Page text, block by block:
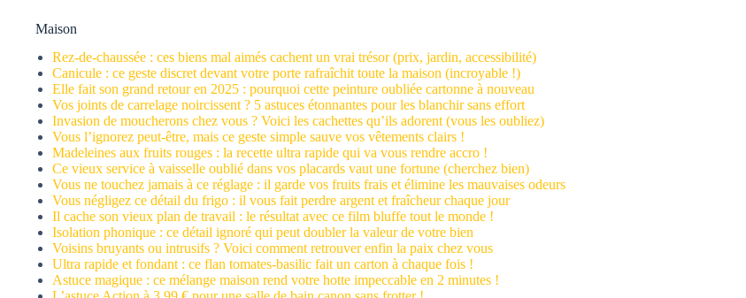
Maison
Rez-de-chaussée : ces biens mal aimés cachent un vrai trésor (prix, jardin, accessibilité)
Canicule : ce geste discret devant votre porte rafraîchit toute la maison (incroyable !)
Elle fait son grand retour en 2025 : pourquoi cette peinture oubliée cartonne à nouveau
Vos joints de carrelage noircissent ? 5 astuces étonnantes pour les blanchir sans effort
Invasion de moucherons chez vous ? Voici les cachettes qu’ils adorent (vous les oubliez)
Vous l’ignorez peut-être, mais ce geste simple sauve vos vêtements clairs !
Madeleines aux fruits rouges : la recette ultra rapide qui va vous rendre accro !
Ce vieux service à vaisselle oublié dans vos placards vaut une fortune (cherchez bien)
Vous ne touchez jamais à ce réglage : il garde vos fruits frais et élimine les mauvaises odeurs
Vous négligez ce détail du frigo : il vous fait perdre argent et fraîcheur chaque jour
Il cache son vieux plan de travail : le résultat avec ce film bluffe tout le monde !
Isolation phonique : ce détail ignoré qui peut doubler la valeur de votre bien
Voisins bruyants ou intrusifs ? Voici comment retrouver enfin la paix chez vous
Ultra rapide et fondant : ce flan tomates-basilic fait un carton à chaque fois !
Astuce magique : ce mélange maison rend votre hotte impeccable en 2 minutes !